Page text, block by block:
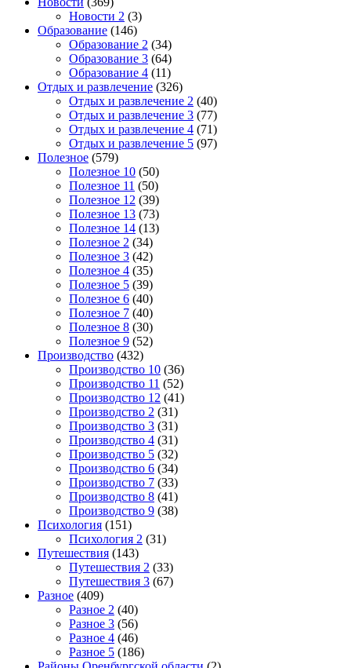
Новости 2 (3)
Образование (146)
Образование 2 (34)
Образование 3 (64)
Образование 4 (11)
Отдых и развлечение (326)
Отдых и развлечение 2 (40)
Отдых и развлечение 3 (77)
Отдых и развлечение 4 (71)
Отдых и развлечение 5 (97)
Полезное (579)
Полезное 10 (50)
Полезное 11 (50)
Полезное 12 (39)
Полезное 13 (73)
Полезное 14 (13)
Полезное 2 (34)
Полезное 3 (42)
Полезное 4 (35)
Полезное 5 (39)
Полезное 6 (40)
Полезное 7 (40)
Полезное 8 (30)
Полезное 9 (52)
Производство (432)
Производство 10 (36)
Производство 11 (52)
Производство 12 (41)
Производство 2 (31)
Производство 3 (31)
Производство 4 (31)
Производство 5 (32)
Производство 6 (34)
Производство 7 (33)
Производство 8 (41)
Производство 9 (38)
Психология (151)
Психология 2 (31)
Путешествия (143)
Путешествия 2 (33)
Путешествия 3 (67)
Разное (409)
Разное 2 (40)
Разное 3 (56)
Разное 4 (46)
Разное 5 (186)